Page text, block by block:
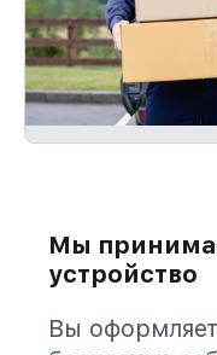
Мы
устройство
Вы